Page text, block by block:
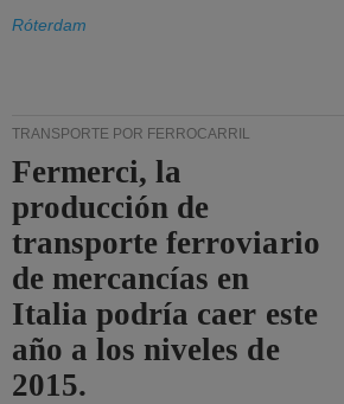
Róterdam
TRANSPORTE POR FERROCARRIL
Fermerci, la
producción de
transporte ferroviario
de mercancías en
Italia podría caer este
año a los niveles de
2015.